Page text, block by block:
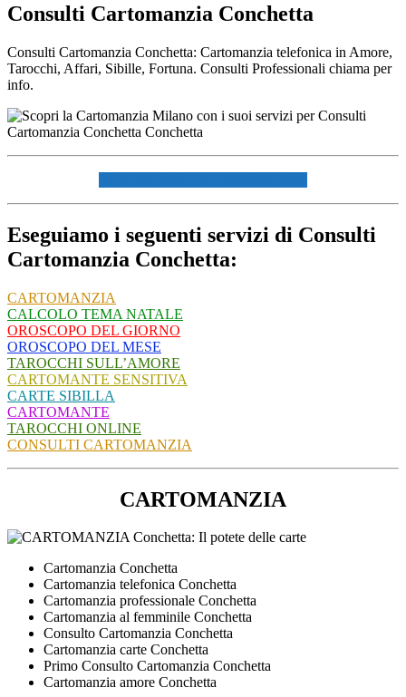
Consulti Cartomanzia Conchetta
Consulti Cartomanzia Conchetta: Cartomanzia telefonica in Amore,
Tarocchi, Affari, Sibille, Fortuna. Consulti Professionali chiama per
info.
Eseguiamo i seguenti servizi di Consulti
Cartomanzia Conchetta:
CARTOMANZIA
CALCOLO TEMA NATALE
OROSCOPO DEL GIORNO
OROSCOPO DEL MESE
TAROCCHI SULL’AMORE
CARTOMANTE SENSITIVA
CARTE SIBILLA
CARTOMANTE
TAROCCHI ONLINE
CONSULTI CARTOMANZIA
CARTOMANZIA
Cartomanzia Conchetta
Cartomanzia telefonica Conchetta
Cartomanzia professionale Conchetta
Cartomanzia al femminile Conchetta
Consulto Cartomanzia Conchetta
Cartomanzia carte Conchetta
Primo Consulto Cartomanzia Conchetta
Cartomanzia amore Conchetta